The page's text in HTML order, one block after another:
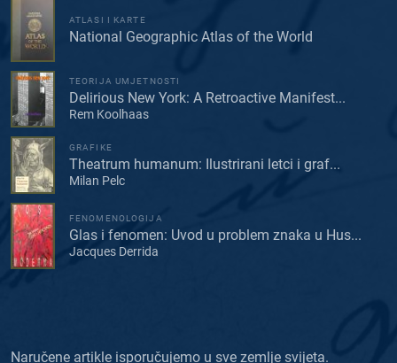
ATLASI I KARTE
National Geographic Atlas of the World
TEORIJA UMJETNOSTI
Delirious New York: A Retroactive Manifest...
Rem Koolhaas
GRAFIKE
Theatrum humanum: Ilustrirani letci i graf...
Milan Pelc
FENOMENOLOGIJA
Glas i fenomen: Uvod u problem znaka u Hus...
Jacques Derrida
Naručene artikle isporučujemo u sve zemlje svijeta.